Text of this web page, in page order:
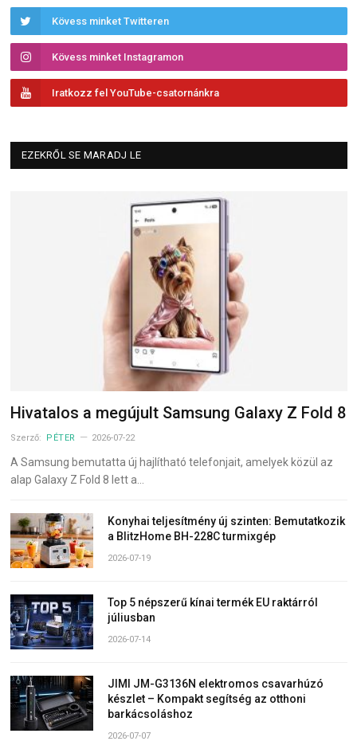
Kövess minket Twitteren
Kövess minket Instagramon
Iratkozz fel YouTube-csatornánkra
EZEKRŐL SE MARADJ LE
Hivatalos a megújult Samsung Galaxy Z Fold 8
Szerző: PÉTER 2026-07-22
A Samsung bemutatta új hajlítható telefonjait, amelyek közül az
alap Galaxy Z Fold 8 lett a…
Konyhai teljesítmény új szinten: Bemutatkozik
a BlitzHome BH-228C turmixgép
2026-07-19
Top 5 népszerű kínai termék EU raktárról
júliusban
2026-07-14
JIMI JM-G3136N elektromos csavarhúzó
készlet – Kompakt segítség az otthoni
barkácsoláshoz
2026-07-07